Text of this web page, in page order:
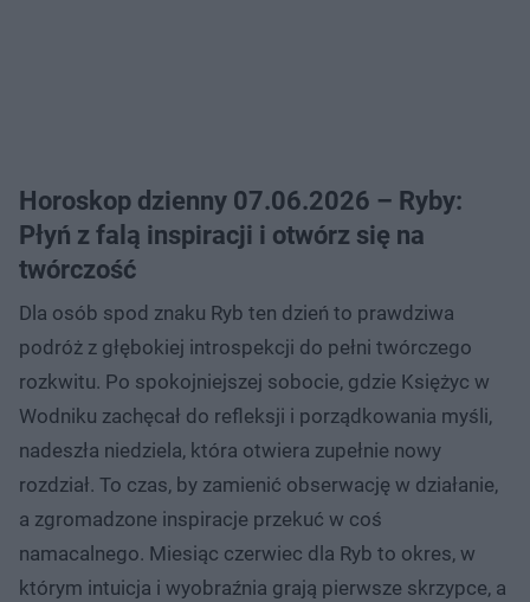
Horoskop dzienny 07.06.2026 – Ryby:
Płyń z falą inspiracji i otwórz się na
twórczość
Dla osób spod znaku Ryb ten dzień to prawdziwa
podróż z głębokiej introspekcji do pełni twórczego
rozkwitu. Po spokojniejszej sobocie, gdzie Księżyc w
Wodniku zachęcał do refleksji i porządkowania myśli,
nadeszła niedziela, która otwiera zupełnie nowy
rozdział. To czas, by zamienić obserwację w działanie,
a zgromadzone inspiracje przekuć w coś
namacalnego. Miesiąc czerwiec dla Ryb to okres, w
którym intuicja i wyobraźnia grają pierwsze skrzypce, a